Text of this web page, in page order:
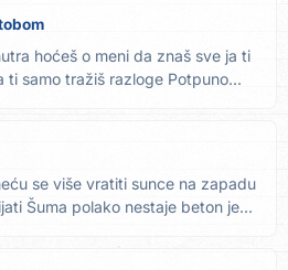
hoćeš o meni da znaš sve ja ti
samo tražiš razloge Potpuno...
se više vratiti sunce na zapadu
Šuma polako nestaje beton je...